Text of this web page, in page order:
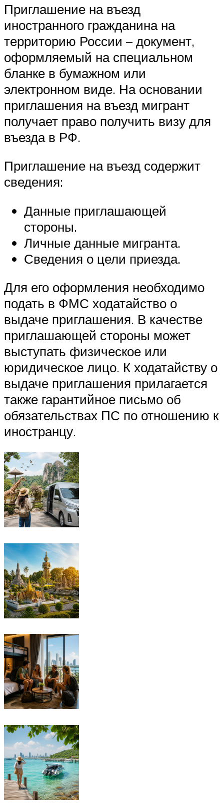
Приглашение на въезд
иностранного гражданина на
территорию России – документ,
оформляемый на специальном
бланке в бумажном или
электронном виде. На основании
приглашения на въезд мигрант
получает право получить визу для
въезда в РФ.
Приглашение на въезд содержит
сведения:
Данные приглашающей
стороны.
Личные данные мигранта.
Сведения о цели приезда.
Для его оформления необходимо
подать в ФМС ходатайство о
выдаче приглашения. В качестве
приглашающей стороны может
выступать физическое или
юридическое лицо. К ходатайству о
выдаче приглашения прилагается
также гарантийное письмо об
обязательствах ПС по отношению к
иностранцу.